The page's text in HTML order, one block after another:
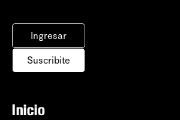
Ingresar
Suscribite
Inicio